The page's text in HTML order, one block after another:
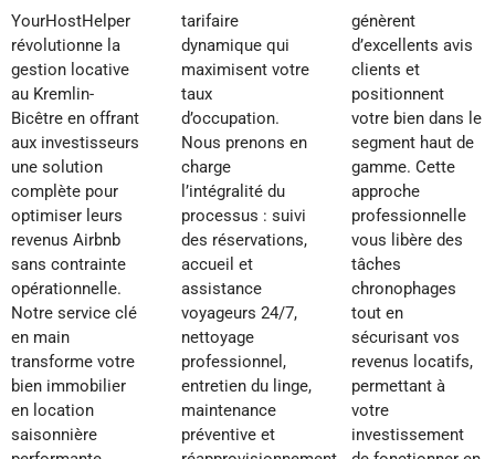
YourHostHelper
révolutionne la
gestion locative
au Kremlin-
Bicêtre en offrant
aux investisseurs
une solution
complète pour
optimiser leurs
revenus Airbnb
sans contrainte
opérationnelle.
Notre service clé
en main
transforme votre
bien immobilier
en location
saisonnière
tarifaire
dynamique qui
maximisent votre
taux
d’occupation.
Nous prenons en
charge
l’intégralité du
processus : suivi
des réservations,
accueil et
assistance
voyageurs 24/7,
nettoyage
professionnel,
entretien du linge,
maintenance
préventive et
génèrent
d’excellents avis
clients et
positionnent
votre bien dans le
segment haut de
gamme. Cette
approche
professionnelle
vous libère des
tâches
chronophages
tout en
sécurisant vos
revenus locatifs,
permettant à
votre
investissement